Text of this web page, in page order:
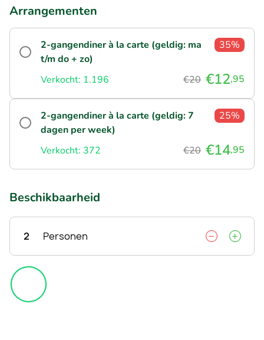
Arrangementen
2-gangendiner à la carte (geldig: ma
t/m do + zo)
35%
Verkocht: 1.196 €20 €12,95
2-gangendiner à la carte (geldig: 7
dagen per week)
25%
Verkocht: 372 €20 €14,95
Beschikbaarheid
2 Personen